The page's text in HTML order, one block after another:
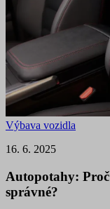
Výbava vozidla
16. 6. 2025
Autopotahy:
správné?